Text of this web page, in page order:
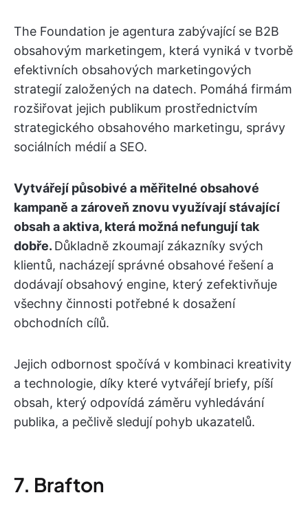
The Foundation je agentura zabývající se B2B
obsahovým marketingem, která vyniká v tvorbě
efektivních obsahových marketingových
strategií založených na datech. Pomáhá firmám
rozšiřovat jejich publikum prostřednictvím
strategického obsahového marketingu, správy
sociálních médií a SEO.
Vytvářejí působivé a měřitelné obsahové
kampaně a zároveň znovu využívají stávající
obsah a aktiva, která možná nefungují tak
dobře. Důkladně zkoumají zákazníky svých
klientů, nacházejí správné obsahové řešení a
dodávají obsahový engine, který zefektivňuje
všechny činnosti potřebné k dosažení
obchodních cílů.
Jejich odbornost spočívá v kombinaci kreativity
a technologie, díky které vytvářejí briefy, píší
obsah, který odpovídá záměru vyhledávání
publika, a pečlivě sledují pohyb ukazatelů.
7. Brafton